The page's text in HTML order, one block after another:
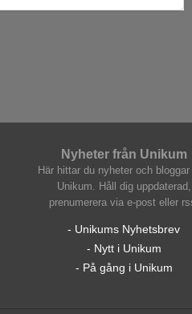
Nyheter från Unikum
Här hittar du nyheter och bloggar
Unikum. Håll dig uppdaterad,
prenumerera via e-post eller
- Unikums Nyhetsbrev
- Nytt i Unikum
- På gång i Unikum